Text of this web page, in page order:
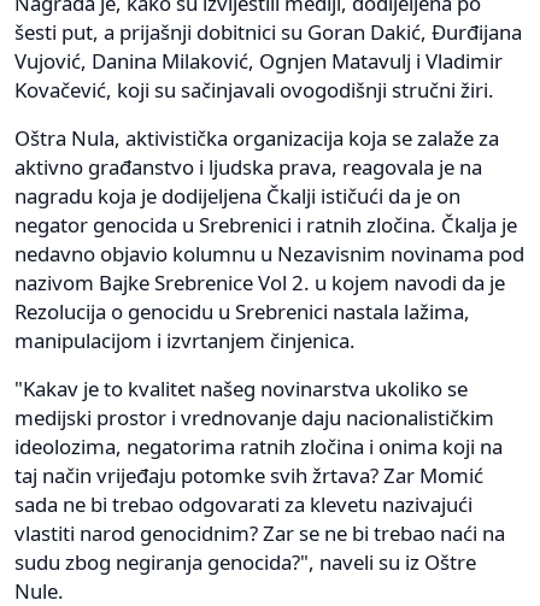
šesti put, a prijašnji dobitnici su Goran Dakić, Đurđijana
Vujović, Danina Milaković, Ognjen Matavulj i Vladimir
Kovačević, koji su sačinjavali ovogodišnji stručni žiri.
Oštra Nula, aktivistička organizacija koja se zalaže za
aktivno građanstvo i ljudska prava, reagovala je na
nagradu koja je dodijeljena Čkalji ističući da je on
negator genocida u Srebrenici i ratnih zločina. Čkalja je
nedavno objavio kolumnu u Nezavisnim novinama pod
nazivom Bajke Srebrenice Vol 2. u kojem navodi da je
Rezolucija o genocidu u Srebrenici nastala lažima,
manipulacijom i izvrtanjem činjenica.
"Kakav je to kvalitet našeg novinarstva ukoliko se
medijski prostor i vrednovanje daju nacionalističkim
ideolozima, negatorima ratnih zločina i onima koji na
taj način vrijeđaju potomke svih žrtava? Zar Momić
sada ne bi trebao odgovarati za klevetu nazivajući
vlastiti narod genocidnim? Zar se ne bi trebao naći na
sudu zbog negiranja genocida?", naveli su iz Oštre
Nule.